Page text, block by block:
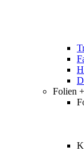
Folien